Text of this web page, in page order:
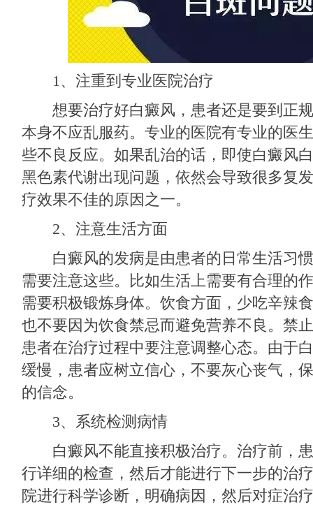
1、注重到专业医院治疗
想要治疗好白癜风，患者还是要到正规
本身不应乱服药。专业的医院有专业的医
些不良反应。如果乱治的话，即使白癜风
黑色素代谢出现问题，依然会导致很多复
疗效果不佳的原因之一。
2、注意生活方面
白癜风的发病是由患者的日常生活习惯
需要注意这些。比如生活上需要有合理的
需要积极锻炼身体。饮食方面，少吃辛辣
也不要因为饮食禁忌而避免营养不良。禁
患者在治疗过程中要注意调整心态。由于
缓慢，患者应树立信心，不要灰心丧气，
的信念。
3、系统检测病情
白癜风不能直接积极治疗。治疗前，患
行详细的检查，然后才能进行下一步的治
院进行科学诊断，明确病因，然后对症治